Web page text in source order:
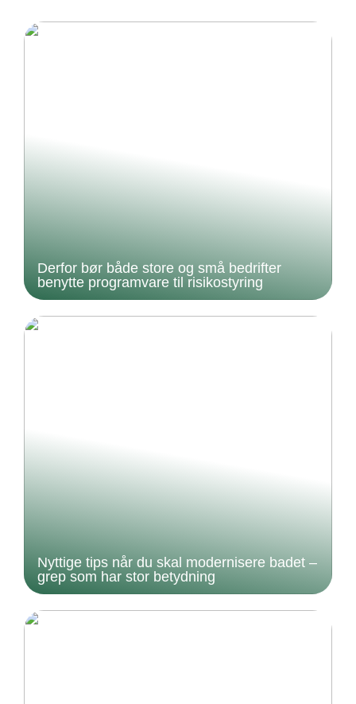
Derfor bør både store og små bedrifter
benytte programvare til risikostyring
Nyttige tips når du skal modernisere badet –
grep som har stor betydning